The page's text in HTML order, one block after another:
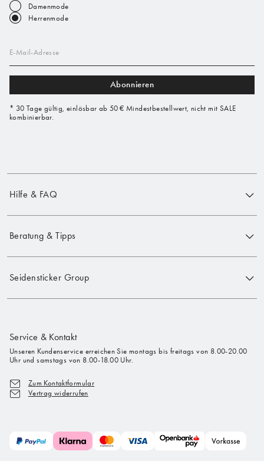
Damenmode
Herrenmode
E-Mail-Adresse
Abonnieren
* 30 Tage gültig, einlösbar ab 50 € Mindestbestellwert, nicht mit SALE
kombinierbar.
Hilfe & FAQ
Beratung & Tipps
Seidensticker Group
Service & Kontakt
Unseren Kundenservice erreichen Sie montags bis freitags von 8.00-20.00
Uhr und samstags von 8.00-18.00 Uhr.
Zum Kontaktformular
Vertrag widerrufen